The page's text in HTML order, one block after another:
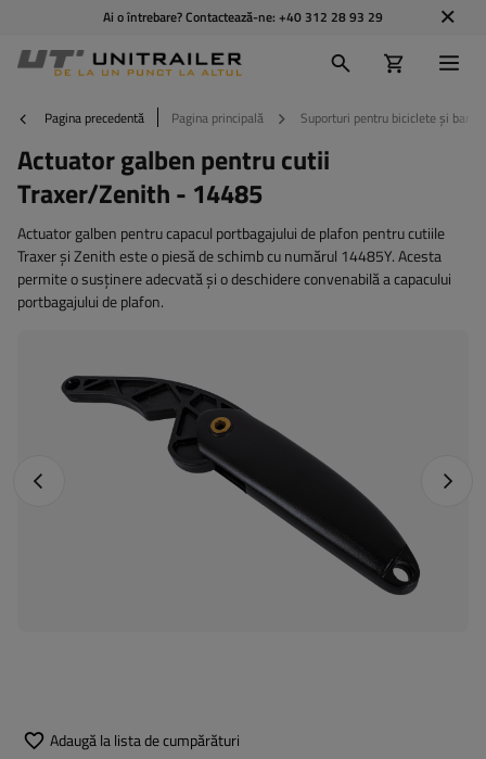
Ai o întrebare? Contactează-ne: +40 312 28 93 29
Pagina precedentă Pagina principală Suporturi pentru biciclete și bare
Actuator galben pentru cutii
Traxer/Zenith - 14485
Actuator galben pentru capacul portbagajului de plafon pentru cutiile
Traxer și Zenith este o piesă de schimb cu numărul 14485Y. Acesta
permite o susținere adecvată și o deschidere convenabilă a capacului
portbagajului de plafon.
Fotografia anterioară
Adaugă la lista de cumpărături